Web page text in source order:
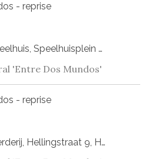
- reprise
Theater Het Speelhuis, Speelhuisplein 2, 5707 DZ Helmond
'Entre Dos Mundos'
- reprise
Theater De Boerderij, Hellingstraat 9, Huizen